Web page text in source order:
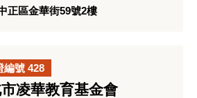
正區金華街59號2樓
編號 428
凌華教育基金會